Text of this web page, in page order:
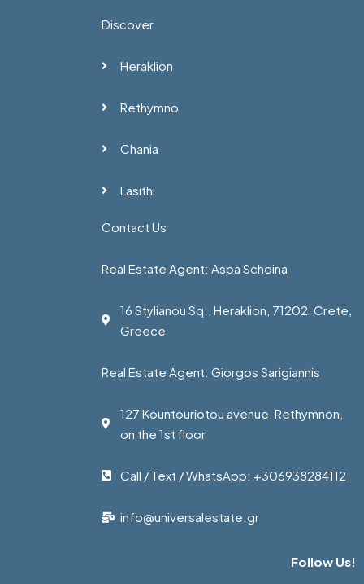
Discover
Heraklion
Rethymno
Chania
Lasithi
Contact Us
Real Estate Agent: Aspa Schoina
16 Stylianou Sq., Heraklion, 71202, Crete,
Greece
Real Estate Agent: Giorgos Sarigiannis
127 Kountouriotou avenue, Rethymnon,
on the 1st floor
Call / Text / WhatsApp: +306938284112
info@universalestate.gr
Follow Us!